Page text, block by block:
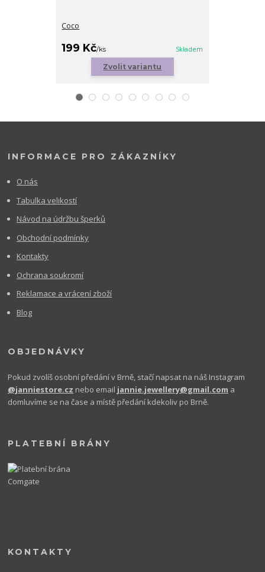
Coco
199 Kč/ks Skladem
Zvolit variantu
INFORMACE PRO ZÁKAZNÍKY
O nás
Tabulka velikostí
Návod na údržbu šperků
Obchodní podmínky
Kontakty
Ochrana soukromí
Reklamace a vrácení zboží
Blog
OBJEDNÁVKY
Pokud zvolíš osobní předání v Brně, stačí napsat na náš Instagram
@janniestore.cz nebo email jannie.jewellery@gmail.com a
domluvíme se na čase a místě předání kdekoliv po Brně.
PLATEBNÍ BRÁNY
KONTAKTY